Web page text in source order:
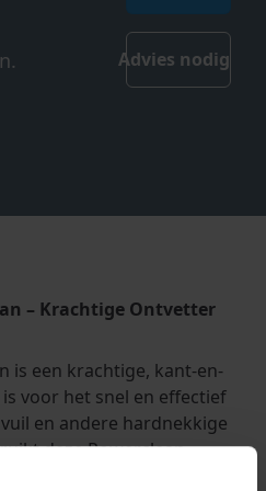
Advies nodig
– Krachtige Ontvetter
is een krachtige, kant-en-
voor het snel en effectief
en andere hardnekkige
deze Powerclean
oppervlakken zoals